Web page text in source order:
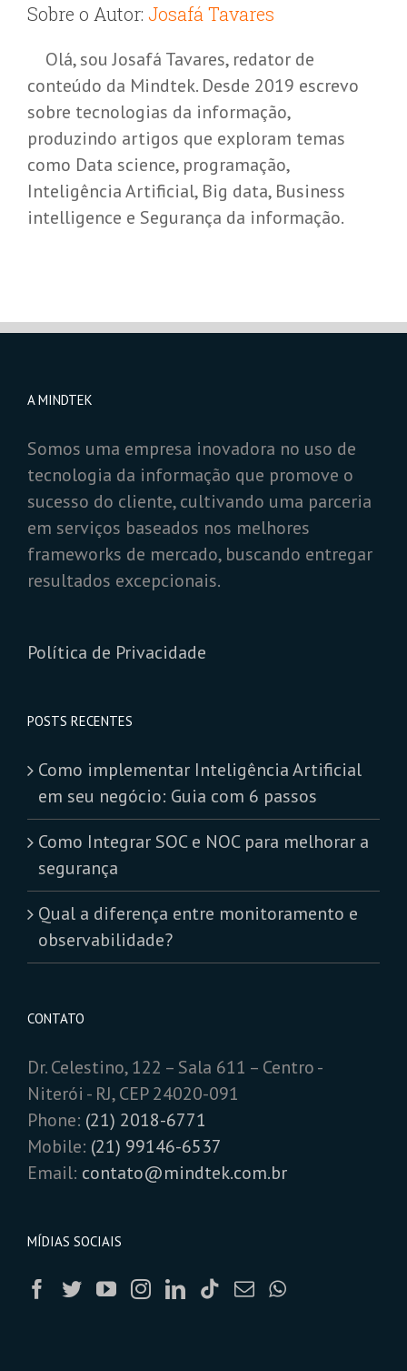
Sobre o Autor: Josafá Tavares
Olá, sou Josafá Tavares, redator de
conteúdo da Mindtek. Desde 2019 escrevo
sobre tecnologias da informação,
produzindo artigos que exploram temas
como Data science, programação,
Inteligência Artificial, Big data, Business
intelligence e Segurança da informação.
A MINDTEK
Somos uma empresa inovadora no uso de
tecnologia da informação que promove o
sucesso do cliente, cultivando uma parceria
em serviços baseados nos melhores
frameworks de mercado, buscando entregar
resultados excepcionais.
Política de Privacidade
POSTS RECENTES
Como implementar Inteligência Artificial
em seu negócio: Guia com 6 passos
Como Integrar SOC e NOC para melhorar a
segurança
Qual a diferença entre monitoramento e
observabilidade?
CONTATO
Dr. Celestino, 122 – Sala 611 – Centro -
Niterói - RJ, CEP 24020-091
Phone: (21) 2018-6771
Mobile: (21) 99146-6537
Email: contato@mindtek.com.br
MÍDIAS SOCIAIS